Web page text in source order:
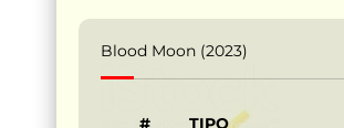
Blood Moon (2023)
# TIPO